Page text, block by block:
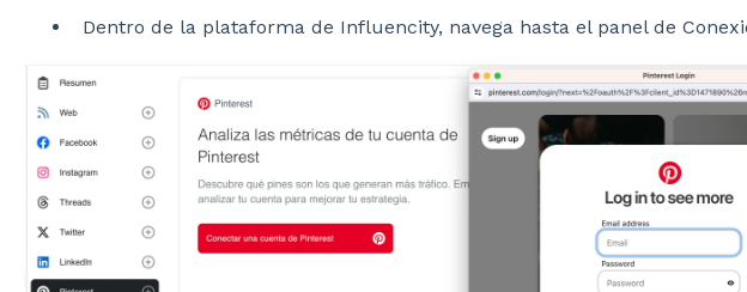
Dentro de la plataforma de Influencity, navega hasta el panel de